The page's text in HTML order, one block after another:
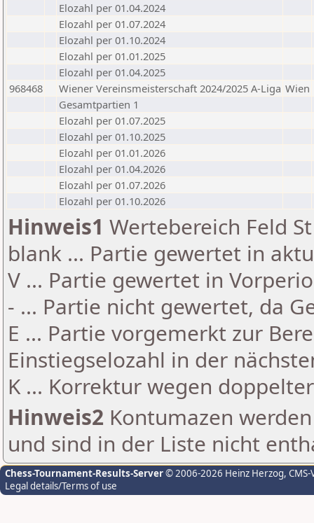
Elozahl per 01.04.2024
Elozahl per 01.07.2024
Elozahl per 01.10.2024
Elozahl per 01.01.2025
Elozahl per 01.04.2025
968468
Wiener Vereinsmeisterschaft 2024/2025 A-Liga Wien
Gesamtpartien 1
Elozahl per 01.07.2025
Elozahl per 01.10.2025
Elozahl per 01.01.2026
Elozahl per 01.04.2026
Elozahl per 01.07.2026
Elozahl per 01.10.2026
Hinweis1 Wertebereich Feld
blank ... Partie gewertet in
V ... Partie gewertet in
- ... Partie nicht gewertet, da
E ... Partie vorgemerkt zur
Einstiegselozahl in der
K ... Korrektur wegen
Hinweis2 Kontumazen
und sind in der Liste nicht
Chess-Tournament-Results-Server© 2006-2026 Heinz Herzog,
Legal details/Terms of use